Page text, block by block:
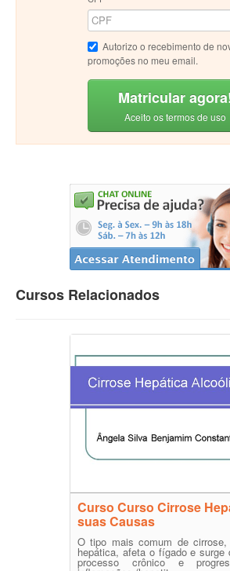
Autorizo o recebimento de
promoções no meu email.
Matricular
Aceito os termos de uso
Cursos Relacionados
Curso Curso Cirrose
suas Causas
O tipo mais comum de
hepática, afeta o fígado e surge
processo crônico e